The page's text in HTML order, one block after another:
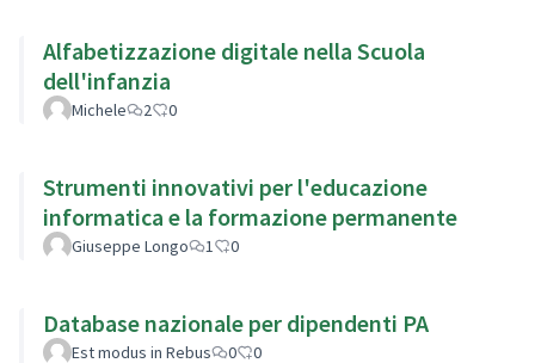
Alfabetizzazione digitale nella Scuola
dell'infanzia
Michele 2 0
Strumenti innovativi per l'educazione
informatica e la formazione permanente
Giuseppe Longo 1 0
Database nazionale per dipendenti PA
Est modus in Rebus 0 0